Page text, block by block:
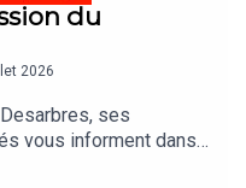
du
2026
ses
vous informent dans